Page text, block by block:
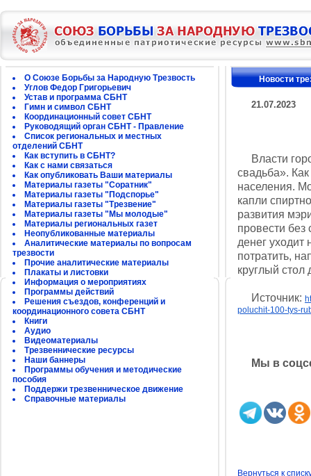
О Союзе Борьбы за Народную Трезвость
Углов Федор Григорьевич
Устав и программа СБНТ
Гимн и символ СБНТ
Координационный совет СБНТ
Руководящий орган СБНТ - Правление
Список региональных и местных
отделений СБНТ
Как вступить в СБНТ?
Как с нами связаться
Как опубликовать Ваши материалы
Материалы газеты "Соратник"
Материалы газеты "Подспорье"
Материалы газеты "Трезвение"
Материалы газеты "Мы молодые"
Материалы региональных газет
Неопубликованные материалы
Аналитические материалы по вопросам
трезвости
Прочие аналитические материалы
Плакаты и листовки
Информация о мероприятиях
Программы действий
Решения съездов, конференций и
координационного совета СБНТ
Книги
Аудио
Видеоматериалы
Трезвеннические ресурсы
Наши баннеры
Программы обучения и методические
пособия
Поддержи трезвенническое движение
Справочные материалы
Новости
21.07.2023
Власти
свадьба».
населения.
капли
развития
провести
денег уходит
потратить,
круглый
Источник:
poluchit-100-tys-
Мы в
Вернуться к